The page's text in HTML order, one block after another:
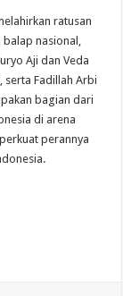
ratusan
nasional,
Aji dan Veda
serta Fadillah Arbi
bagian dari
di arena
perannya